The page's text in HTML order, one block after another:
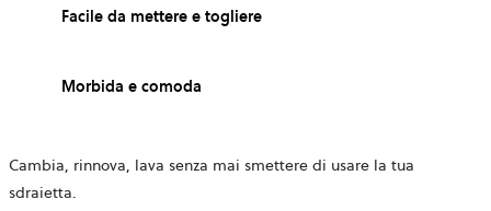
Facile da mettere e togliere
Morbida e comoda
Cambia, rinnova, lava senza mai smettere di usare la tua
sdraietta.